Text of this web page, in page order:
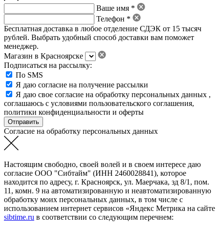
Ваше имя *
Телефон *
Бесплатная доставка в любое отделение СДЭК от 15 тысяч
рублей. Выбрать удобный способ доставки вам поможет
менеджер.
Магазин в Красноярске
Подписаться на рассылку:
По SMS
Я даю согласие на получение рассылки
Я даю свое согласие на обработку персональных данных ,
соглашаюсь с условиями пользовательского соглашения,
политики конфиденциальности и оферты
Согласие на обработку персональных данных
Настоящим свободно, своей волей и в своем интересе даю
согласие ООО "Сибтайм" (ИНН 2460028841), которое
находится по адресу, г. Красноярск, ул. Маерчака, зд 8/1, пом.
11, комн. 9 на автоматизированную и неавтоматизированную
обработку моих персональных данных, в том числе с
использованием интернет сервисов «Яндекс Метрика на сайте
sibtime.ru в соответствии со следующим перечнем: